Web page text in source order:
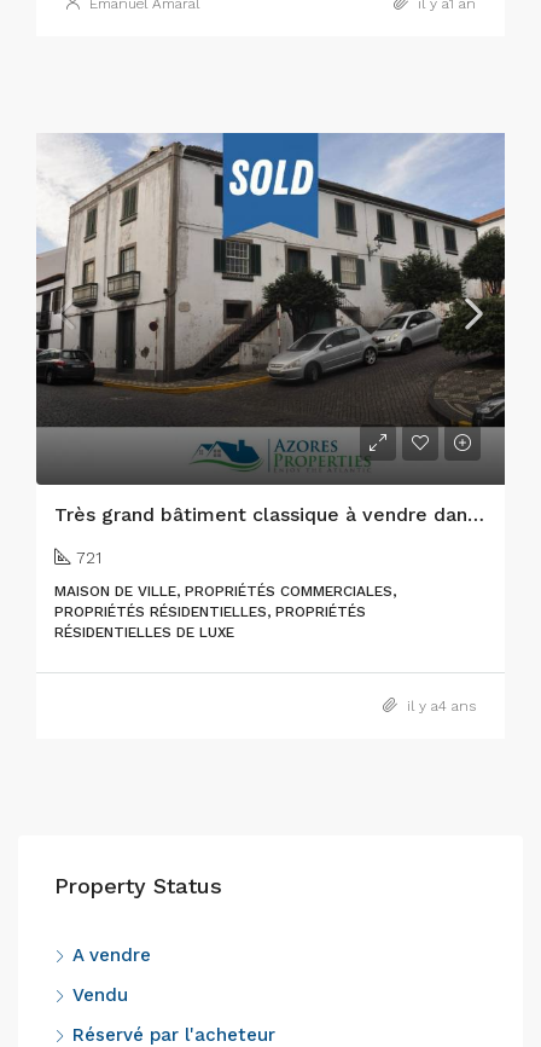
Emanuel Amaral il y a1 an
Très grand bâtiment classique à vendre dans un endroit fantastique de la ville de Horta.
721
MAISON DE VILLE, PROPRIÉTÉS COMMERCIALES,
PROPRIÉTÉS RÉSIDENTIELLES, PROPRIÉTÉS
RÉSIDENTIELLES DE LUXE
il y a4 ans
Property Status
A vendre
Vendu
Réservé par l'acheteur